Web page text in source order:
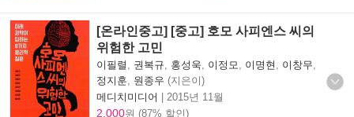
[온라인중고] [중고] 호모 사피엔스 씨의
위험한 고민
이필렬 권복규 홍성욱 이정모 이명현 이창무
정지훈
원종우 (지은이)
메디치미디어 | 2015년 11월
2,000원 (87% 할인)